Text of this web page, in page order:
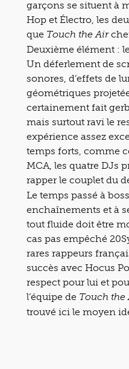
garçons se situent à
Hop et Électro, les
que Touch the Air
Deuxième élément :
Un déferlement de
sonores, d’effets de
géométriques
certainement fait
mais surtout ravi le
expérience assez
temps forts, comme
MCA, les quatre DJs
rapper le couplet du
Le temps passé à
enchaînements et à
tout fluide doit être
cas pas empêché
rares rappeurs
succès avec Hocus
respect pour lui et
l’équipe de Touch the
trouvé ici le moyen